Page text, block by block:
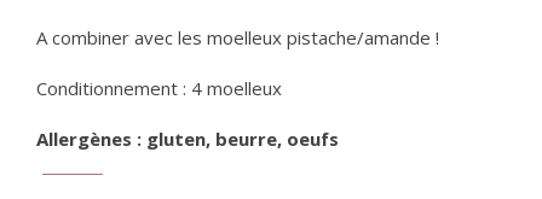
A combiner avec les moelleux pistache/amande !
Conditionnement : 4 moelleux
Allergènes : gluten, beurre, oeufs